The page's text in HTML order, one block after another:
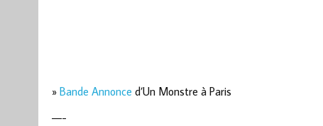
» Bande Annonce d’Un Monstre à Paris
—-